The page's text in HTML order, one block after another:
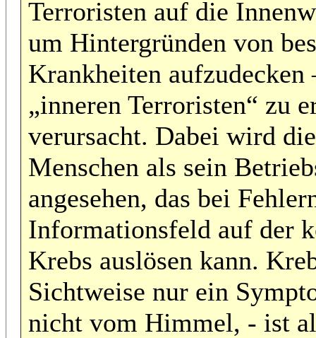
Terroristen auf die
um Hintergründen von
Krankheiten aufzudecken
„inneren Terroristen“ zu
verursacht. Dabei wird
Menschen als sein
angesehen, das bei
Informationsfeld auf der
Krebs auslösen kann.
Sichtweise nur ein
nicht vom Himmel, - ist